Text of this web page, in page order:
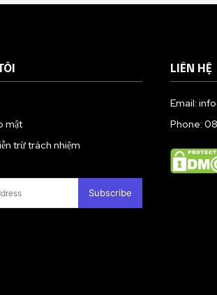
mật
trừ trách nhiệm
Subscribe
LIÊN HỆ
Email:
Phone: